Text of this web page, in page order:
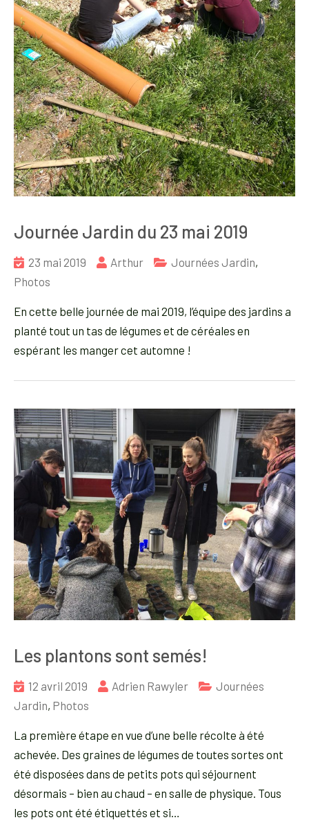
Journée Jardin du 23 mai 2019
23 mai 2019 Arthur Journées Jardin,
Photos
En cette belle journée de mai 2019, l’équipe des jardins a
planté tout un tas de légumes et de céréales en
espérant les manger cet automne !
Les plantons sont semés!
12 avril 2019 Adrien Rawyler
Journées
Jardin, Photos
La première étape en vue d’une belle récolte à été
achevée. Des graines de légumes de toutes sortes ont
été disposées dans de petits pots qui séjournent
désormais – bien au chaud – en salle de physique. Tous
les pots ont été étiquettés et si…